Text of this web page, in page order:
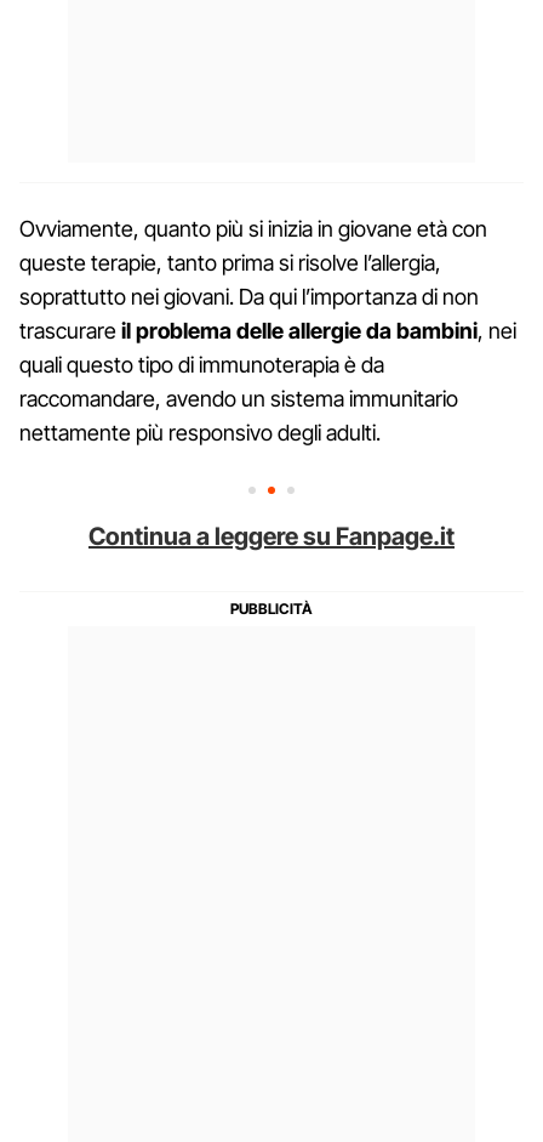
Ovviamente, quanto più si inizia in giovane età con
queste terapie, tanto prima si risolve l’allergia,
soprattutto nei giovani. Da qui l’importanza di non
trascurareil problema delle allergie da bambini, nei
quali questo tipo di immunoterapia è da
raccomandare, avendo un sistema immunitario
nettamente più responsivo degli adulti.
Continua a leggere su Fanpage.it